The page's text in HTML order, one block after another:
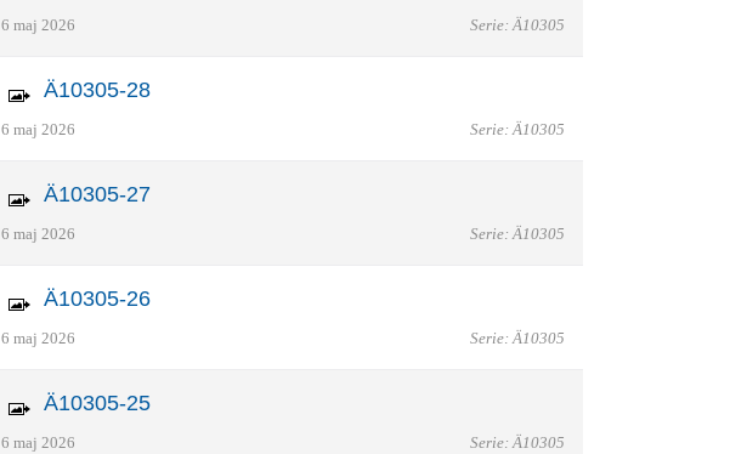
6 maj 2026 Serie: Ä10305
Ä10305-28
6 maj 2026 Serie: Ä10305
Ä10305-27
6 maj 2026 Serie: Ä10305
Ä10305-26
6 maj 2026 Serie: Ä10305
Ä10305-25
6 maj 2026 Serie: Ä10305